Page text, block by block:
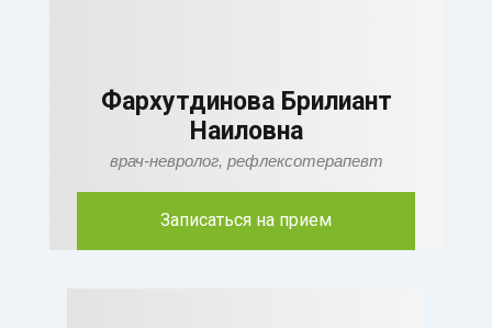
Фархутдинова Брилиант
Наиловна
врач-невролог, рефлексотерапевт
Записаться на прием